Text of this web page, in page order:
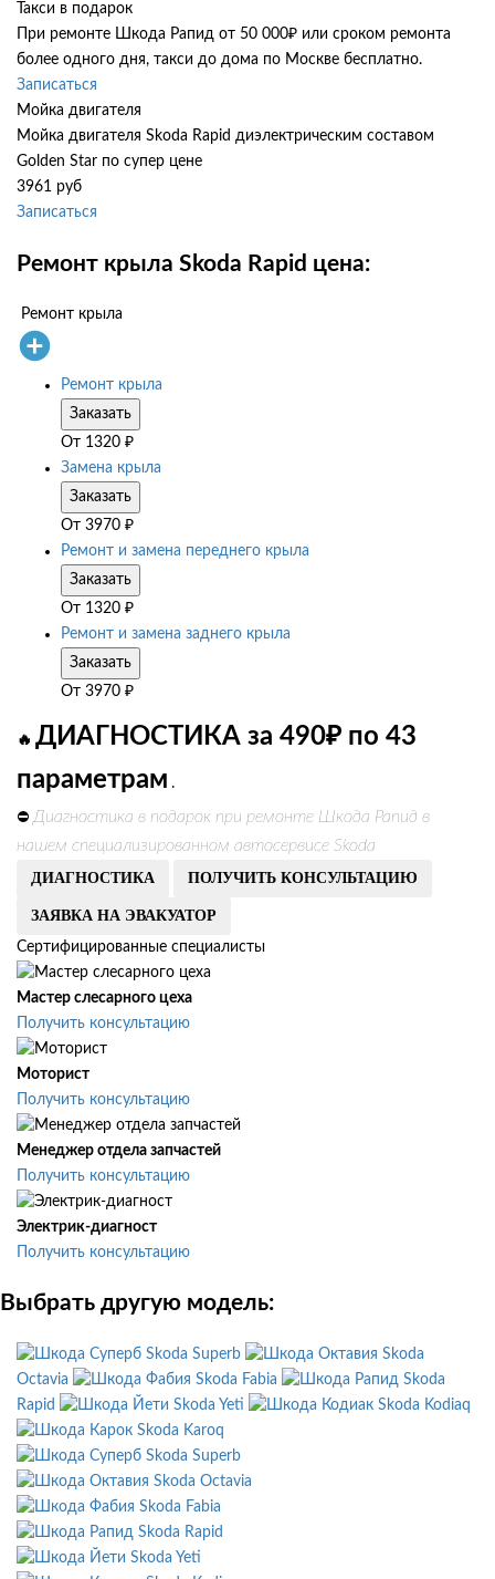
Такси в подарок
При ремонте Шкода Рапид от 50 000₽ или сроком ремонта
более одного дня, такси до дома по Москве бесплатно.
Записаться
Мойка двигателя
Мойка двигателя Skoda Rapid диэлектрическим составом
Golden Star по супер цене
3961 руб
Записаться
Ремонт крыла Skoda Rapid цена:
Ремонт крыла
Ремонт крыла
Заказать
От 1320 ₽
Замена крыла
Заказать
От 3970 ₽
Ремонт и замена переднего крыла
Заказать
От 1320 ₽
Ремонт и замена заднего крыла
Заказать
От 3970 ₽
🔥 ДИАГНОСТИКА за 490₽ по 43
параметрам .
⛔ Диагностика в подарок при ремонте Шкода Рапид в
нашем специализированном автосервисе Skoda
ДИАГНОСТИКА ПОЛУЧИТЬ КОНСУЛЬТАЦИЮ
ЗАЯВКА НА ЭВАКУАТОР
Сертифицированные специалисты
Мастер слесарного цеха
Получить консультацию
Моторист
Получить консультацию
Менеджер отдела запчастей
Получить консультацию
Электрик-диагност
Получить консультацию
Выбрать другую модель:
Skoda Superb
Skoda
Octavia
Skoda Fabia
Skoda
Rapid
Skoda Yeti
Skoda Kodiaq
Skoda Karoq
Skoda Superb
Skoda Octavia
Skoda Fabia
Skoda Rapid
Skoda Yeti